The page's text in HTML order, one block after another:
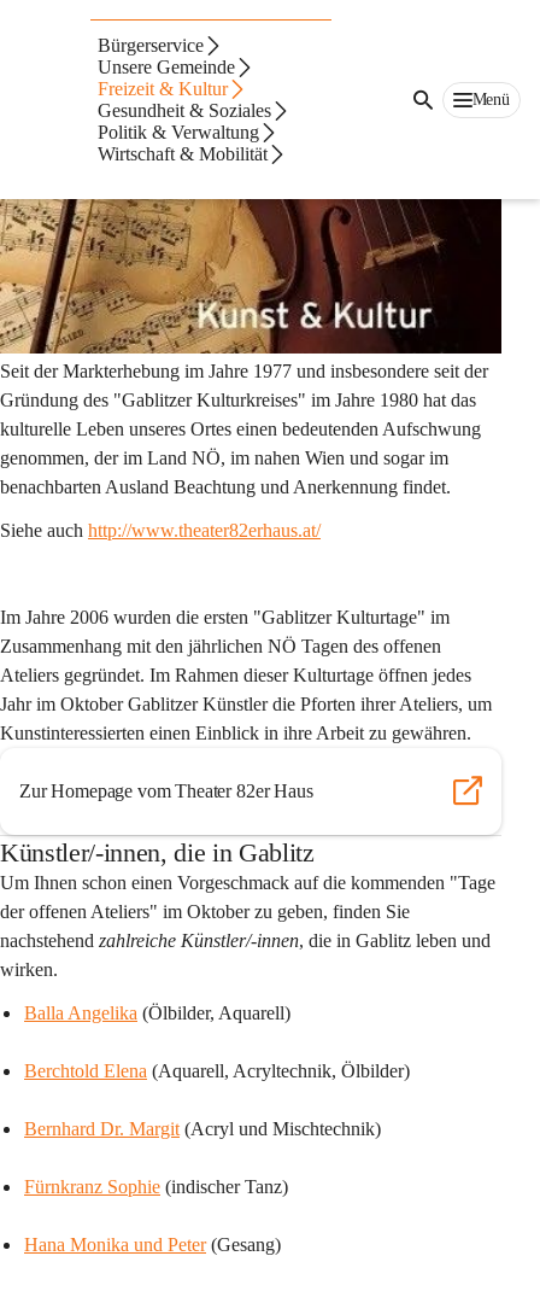
Bürgerservice
Unsere Gemeinde
Freizeit & Kultur
Gesundheit & Soziales
Politik & Verwaltung
Wirtschaft & Mobilität
Menü
Kunst in Gablitz
Beschreibung
Seit der Markterhebung im Jahre 1977 und insbesondere seit der
Gründung des "Gablitzer Kulturkreises" im Jahre 1980 hat das
kulturelle Leben unseres Ortes einen bedeutenden Aufschwung
genommen, der im Land NÖ, im nahen Wien und sogar im
benachbarten Ausland Beachtung und Anerkennung findet.
Siehe auch http://www.theater82erhaus.at/
Im Jahre 2006 wurden die ersten "Gablitzer Kulturtage" im
Zusammenhang mit den jährlichen NÖ Tagen des offenen
Ateliers gegründet. Im Rahmen dieser Kulturtage öffnen jedes
Jahr im Oktober Gablitzer Künstler die Pforten ihrer Ateliers, um
Kunstinteressierten einen Einblick in ihre Arbeit zu gewähren.
Zur Homepage vom Theater 82er Haus
Künstler/-innen, die in Gablitz
Um Ihnen schon einen Vorgeschmack auf die kommenden "Tage
der offenen Ateliers" im Oktober zu geben, finden Sie
nachstehend zahlreiche Künstler/-innen, die in Gablitz leben und
wirken.
Balla Angelika (Ölbilder, Aquarell)
Berchtold Elena (Aquarell, Acryltechnik, Ölbilder)
Bernhard Dr. Margit (Acryl und Mischtechnik)
Fürnkranz Sophie (indischer Tanz)
Hana Monika und Peter (Gesang)